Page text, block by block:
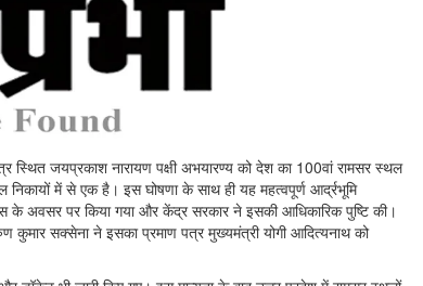
स्थित जयप्रकाश नारायण पक्षी अभयारण्य को देश का 100वां रामसर स्थल
में से एक है। इस घोषणा के साथ ही यह महत्वपूर्ण आर्द्रभूमि
के अवसर पर किया गया और केंद्र सरकार ने इसकी आधिकारिक पुष्टि की।
सक्सेना ने इसका प्रमाण पत्र मुख्यमंत्री योगी आदित्यनाथ को